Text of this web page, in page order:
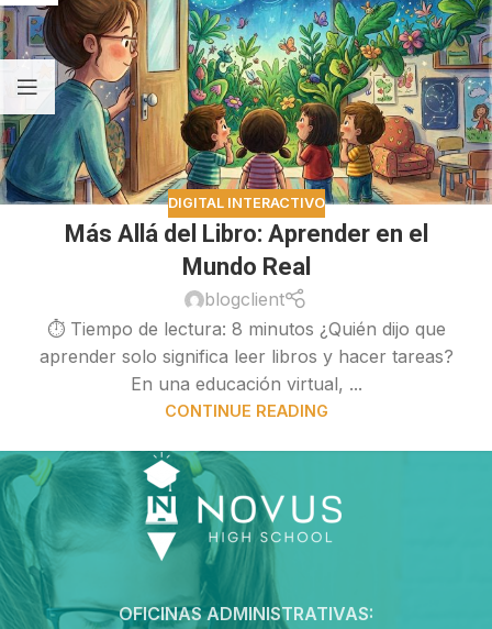
DIGITAL INTERACTIVO
Más Allá del Libro: Aprender en el
Mundo Real
blogclient
⏱ Tiempo de lectura: 8 minutos ¿Quién dijo que
aprender solo significa leer libros y hacer tareas?
En una educación virtual, ...
CONTINUE READING
OFICINAS ADMINISTRATIVAS: